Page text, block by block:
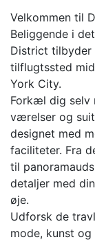
Velkommen til
Beliggende i
District
tilflugtssted
York City.
Forkæl dig selv
værelser og
designet med
faciliteter. Fra
til
detaljer med
øje.
Udforsk de
mode, kunst